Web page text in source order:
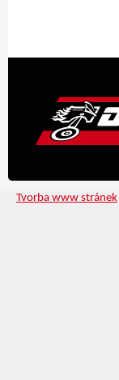
Tvorba www stránek